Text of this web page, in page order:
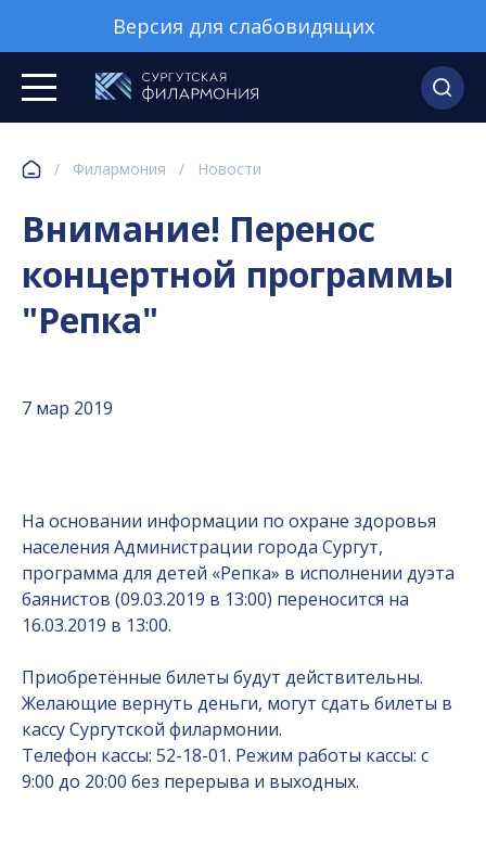
Версия для слабовидящих
/ Филармония / Новости
Внимание! Перенос
концертной программы
"Репка"
7 мар 2019
На основании информации по охране здоровья
населения Администрации города Сургут,
программа для детей «Репка» в исполнении дуэта
баянистов (09.03.2019 в 13:00) переносится на
16.03.2019 в 13:00.
Приобретённые билеты будут действительны.
Желающие вернуть деньги, могут сдать билеты в
кассу Сургутской филармонии.
Телефон кассы: 52-18-01. Режим работы кассы: с
9:00 до 20:00 без перерыва и выходных.